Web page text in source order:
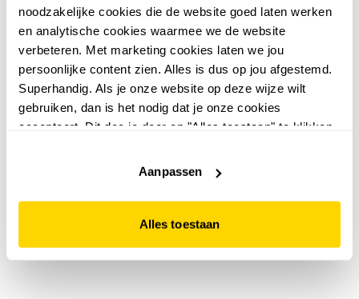
noodzakelijke cookies die de website goed laten werken
en analytische cookies waarmee we de website
verbeteren. Met marketing cookies laten we jou
persoonlijke content zien. Alles is dus op jou afgestemd.
Superhandig. Als je onze website op deze wijze wilt
gebruiken, dan is het nodig dat je onze cookies
accepteert. Dit doe je door op "Alles toestaan" te klikken.
website niet optimaal functioneert.
Aanpassen
Alles toestaan